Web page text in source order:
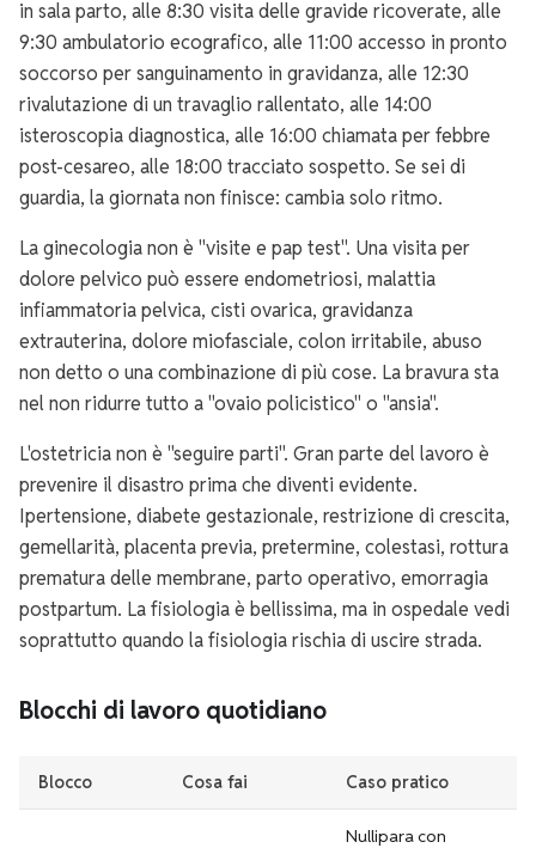
in sala parto, alle 8:30 visita delle gravide ricoverate, alle
9:30 ambulatorio ecografico, alle 11:00 accesso in pronto
soccorso per sanguinamento in gravidanza, alle 12:30
rivalutazione di un travaglio rallentato, alle 14:00
isteroscopia diagnostica, alle 16:00 chiamata per febbre
post-cesareo, alle 18:00 tracciato sospetto. Se sei di
guardia, la giornata non finisce: cambia solo ritmo.
La ginecologia non è "visite e pap test". Una visita per
dolore pelvico può essere endometriosi, malattia
infiammatoria pelvica, cisti ovarica, gravidanza
extrauterina, dolore miofasciale, colon irritabile, abuso
non detto o una combinazione di più cose. La bravura sta
nel non ridurre tutto a "ovaio policistico" o "ansia".
L'ostetricia non è "seguire parti". Gran parte del lavoro è
prevenire il disastro prima che diventi evidente.
Ipertensione, diabete gestazionale, restrizione di crescita,
gemellarità, placenta previa, pretermine, colestasi, rottura
prematura delle membrane, parto operativo, emorragia
postpartum. La fisiologia è bellissima, ma in ospedale vedi
soprattutto quando la fisiologia rischia di uscire strada.
Blocchi di lavoro quotidiano
Blocco Cosa fai Caso pratico
Nullipara con